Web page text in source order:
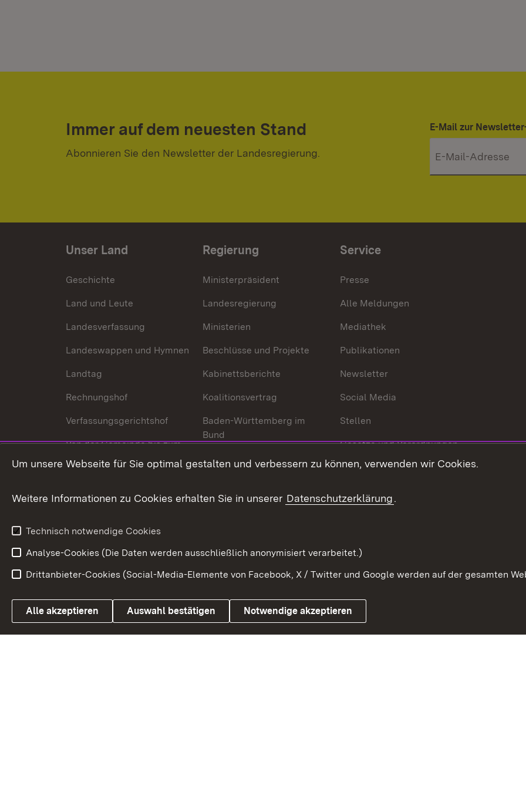
Immer auf dem neuesten Stand
Abonnieren Sie den Newsletter der Landesregierung.
E-Mail zur
Unser Land
Geschichte
Land und Leute
Landesverfassung
Landeswappen und Hymnen
Landtag
Rechnungshof
Verfassungsgerichtshof
Von der Gemeinde bis zum
Ministerium
Wirtschaftsstandort
Urlaubs- und Kulturland
Regierung
Ministerpräsident
Landesregierung
Ministerien
Beschlüsse und Projekte
Kabinettsberichte
Koalitionsvertrag
Baden-Württemberg im
Bund
In Europa und der Welt
Service
Presse
Alle Meldungen
Mediathek
Publikationen
Newsletter
Social Media
Stellen
Gesetze und Verordnungen
Gesetzblatt
Link zum Landesportal
Impressum
Um unsere Webseite für Sie optimal gestalten und verbessern zu können, verwenden wir Cookies.
Weitere Informationen zu Cookies erhalten Sie in unserer Datenschutzerklärung.
Technisch notwendige Cookies
Analyse-Cookies (Die Daten werden ausschließlich anonymisiert verarbeitet.)
Drittanbieter-Cookies (Social-Media-Elemente von Facebook, X / Twitter und Google werden auf der gesamten
Alle akzeptieren Auswahl bestätigen Notwendige akzeptieren